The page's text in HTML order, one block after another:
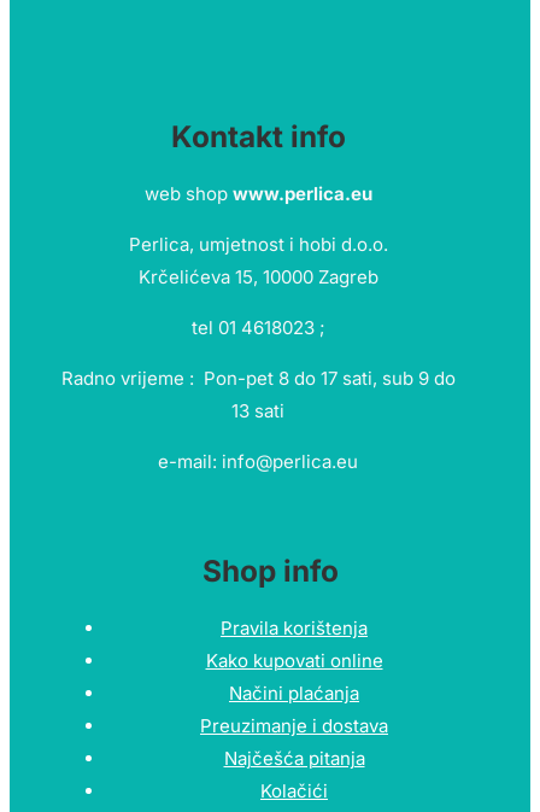
Kontakt info
web shop www.perlica.eu
Perlica, umjetnost i hobi d.o.o.
Krčelićeva 15, 10000 Zagreb
tel 01 4618023 ;
Radno vrijeme : Pon-pet 8 do 17 sati, sub 9 do
13 sati
e-mail: info@perlica.eu
Shop info
Pravila korištenja
Kako kupovati online
Načini plaćanja
Preuzimanje i dostava
Najčešća pitanja
Kolačići